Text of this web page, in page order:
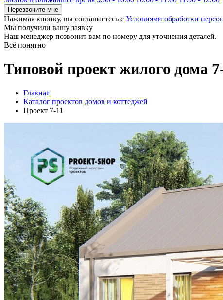
Перезвоните мне
Нажимая кнопку, вы соглашаетесь с Условиями обработки
Мы получили вашу заявку
Наш менеджер позвонит вам по номеру для уточнения деталей.
Всё понятно
Типовой проект жилого дома
Главная
Каталог проектов домов и коттеджей
Проект 7-11